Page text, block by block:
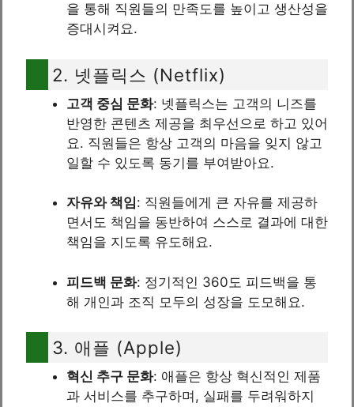
을 통해 직원들의 만족도를 높이고 생산성을
증대시켜요.
2. 넷플릭스 (Netflix)
고객 중심 문화: 넷플릭스는 고객의 니즈를
반영한 콘텐츠 제공을 최우선으로 하고 있어
요. 직원들은 항상 고객의 마음을 잊지 않고
일할 수 있도록 동기를 부여받아요.
자유와 책임: 직원들에게 큰 자유를 제공하
면서도 책임을 동반하여 스스로 결과에 대한
책임을 지도록 유도해요.
피드백 문화: 정기적인 360도 피드백을 통
해 개인과 조직 모두의 성장을 도모해요.
3. 애플 (Apple)
혁신 추구 문화: 애플은 항상 혁신적인 제품
과 서비스를 추구하며, 실패를 두려워하지